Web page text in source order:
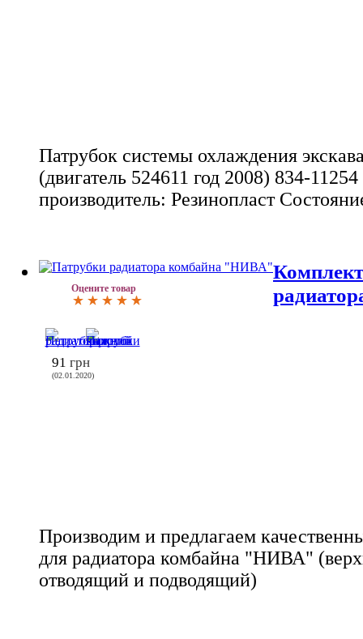
Патрубок системы охлаждения
(двигатель 524611 год 2008) 834-
производитель: Резинопласт
Оцените товар
91 грн
(02.01.2020)
Производим и предлагаем
для радиатора комбайна "НИВА"
отводящий и подводящий)